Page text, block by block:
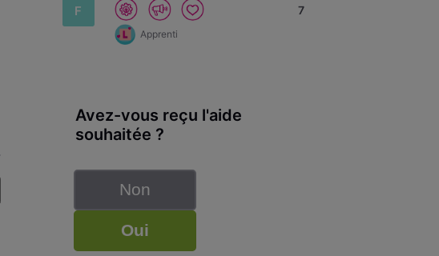
F
Apprenti
7
Avez-vous reçu l'aide
souhaitée ?
Non
Oui